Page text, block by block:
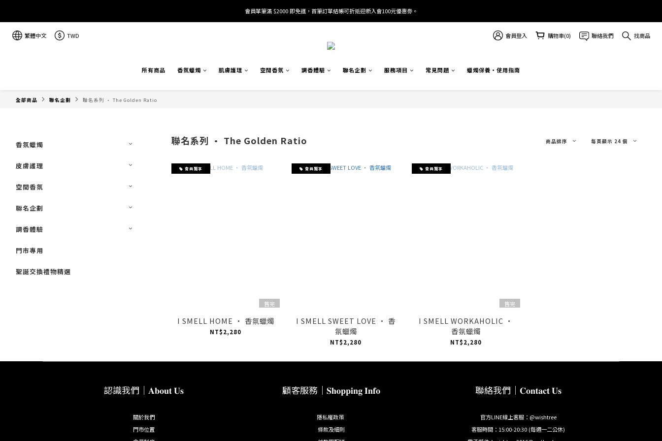
加入/驗證會員並綁定電話號碼，即可獲得百元購物金2張。
會員單筆滿 $2000 即免運，首筆訂單結帳可折抵迎新入會100元優惠劵。
繁體中文 TWD 會員登入 購物車(0) 聯絡我們 找商品
所有商品 香氛蠟燭 肌膚護理 空間香氛 調香體驗 聯名企劃 服務項目 常見問題 蠟燭保養・使用指南
全部商品 聯名企劃 聯名系列 · The Golden Ratio
香氛蠟燭
皮膚護理
空間香氛
聯名企劃
調香體驗
門市專用
聖誕交換禮物精選
聯名系列 · The Golden Ratio 商品排序 每頁顯示 24 個
會員獨享
售完
I SMELL HOME · 香氛蠟燭
NT$2,280
會員獨享
I SMELL SWEET LOVE · 香
氛蠟燭
NT$2,280
會員獨享
售完
I SMELL WORKAHOLIC ·
香氛蠟燭
NT$2,280
認識我們｜𝐀𝐛𝐨𝐮𝐭 𝐔𝐬
關於我們
門市位置
顧客服務｜𝐒𝐡𝐨𝐩𝐩𝐢𝐧𝐠 𝐈𝐧𝐟𝐨
隱私權政策
條款及細則
聯絡我們｜𝐂𝐨𝐧𝐭𝐚𝐜𝐭 𝐔𝐬
官方LINE線上客服：@wishtree
客服時間：15:00-20:30 (每週一二公休)